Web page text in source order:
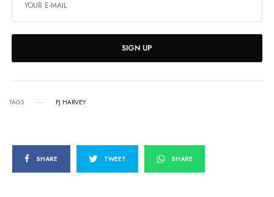
SIGN UP
TAGS PJ HARVEY
SHARE TWEET SHARE